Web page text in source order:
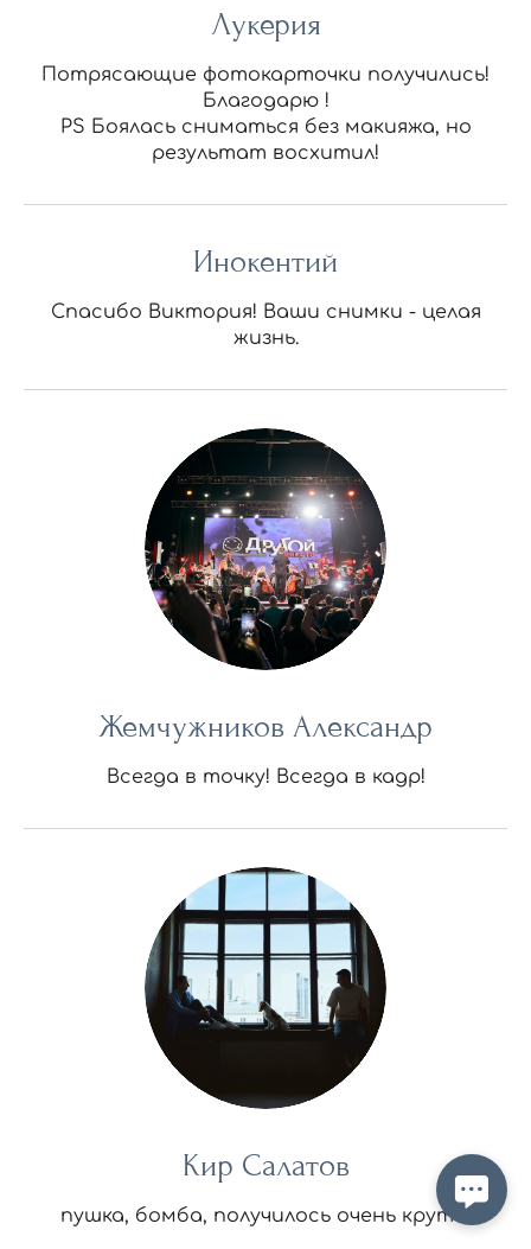
Лукерия
Потрясающие фотокарточки получились!
Благодарю !
PS Боялась сниматься без макияжа, но
результат восхитил!
Инокентий
Спасибо Виктория! Ваши снимки - целая
жизнь.
Жемчужников Александр
Всегда в точку! Всегда в кадр!
Кир Салатов
пушка, бомба, получилось очень круто!